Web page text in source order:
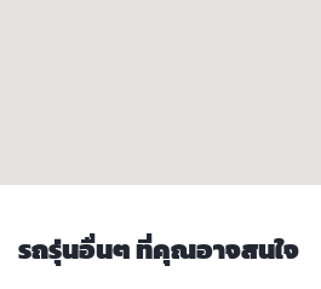
รถรุ่นอื่นๆ ที่คุณอาจสนใจ